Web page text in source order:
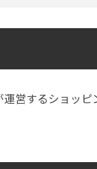
営するショッピ